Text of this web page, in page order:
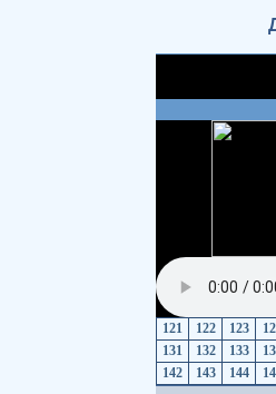
121 122 123
131
132 133
142
143 144